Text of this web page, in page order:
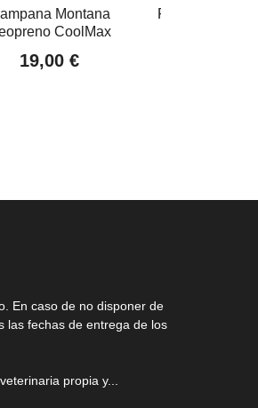
Montana
CoolMax
19,00 €
Protector
En caso de no disponer de
las fechas de entrega de los
propia y...